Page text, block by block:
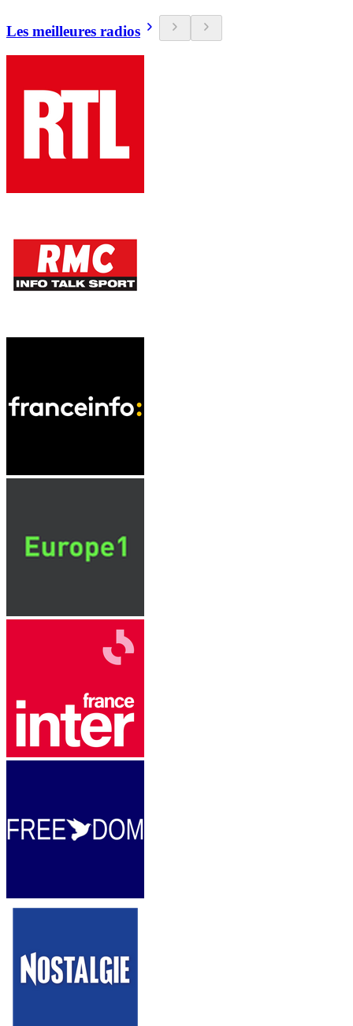
Les meilleures radios